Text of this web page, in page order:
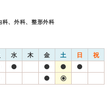
科、外科、整形外科
水 木 金 土 日 祝